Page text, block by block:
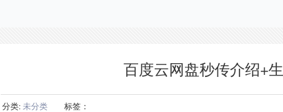
百度云网盘秒传介绍+
分类:未分类 标签：